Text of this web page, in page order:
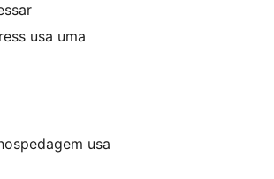
usa uma
usa